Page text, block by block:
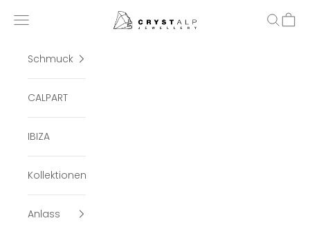
crystalpjewelry
Menü Suchen
Schmuck
CALPART
IBIZA
Kollektionen
Anlass